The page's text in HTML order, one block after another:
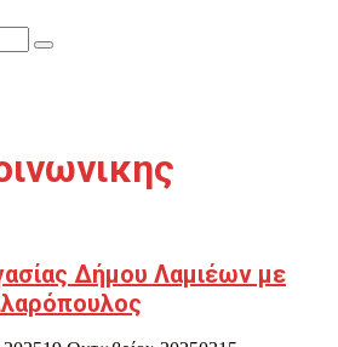
Search
Δήμου Λαμιέων με